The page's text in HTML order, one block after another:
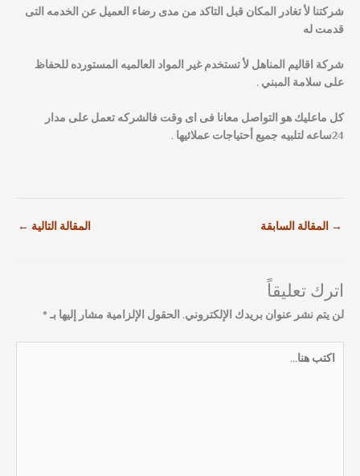
شركتنا لأ تغادر المكان قبل التاكد من مدى رضاء العميل عن الخدمه التى
قدمت له
شركة اقاليم المناهل لأ تستخدم غير المواد العالميه المستورده للحفاظ
على سلامة المبني .
كل ماعليك هو التواصل معانا فى اى وقت فالشركه تعمل على مدار
24ساعه لتلبيه جميع أحتياجات عملائيها .
→ المقالة السابقة المقالة التالية ←
اترك تعليقاً
لن يتم نشر عنوان بريدك الإلكتروني. الحقول الإلزامية مشار إليها بـ*
اكتب
هنا...